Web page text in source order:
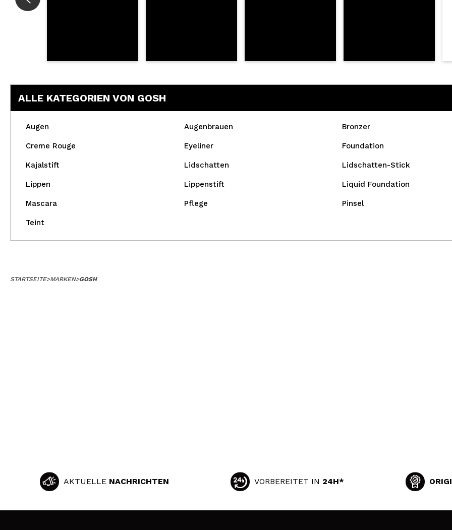
ALLE KATEGORIEN VON GOSH
Augen Augenbrauen Bronzer
Creme Rouge Eyeliner Foundation
Kajalstift Lidschatten Lidschatten-Stick
Lippen Lippenstift Liquid Foundation
Mascara Pflege Pinsel
Teint
STARTSEITE>MARKEN>GOSH
AKTUELLE NACHRICHTEN VORBEREITET IN 24H*